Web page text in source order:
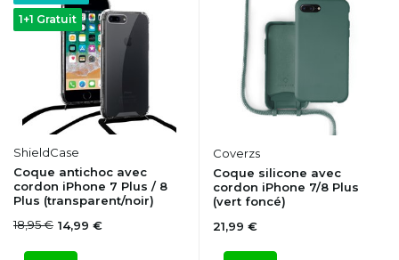
1+1 Gratuit
ShieldCase
Coque antichoc avec
cordon iPhone 7 Plus / 8
Plus (transparent/noir)
18,95 € 14,99 €
Coverzs
Coque silicone avec
cordon iPhone 7/8 Plus
(vert foncé)
21,99 €